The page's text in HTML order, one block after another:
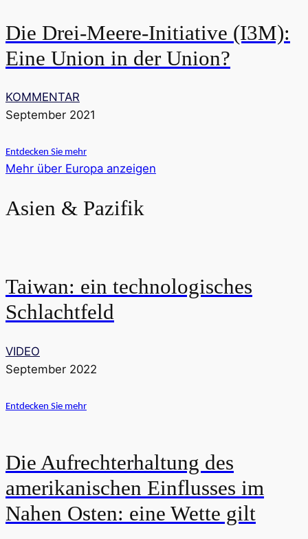
Die Drei-Meere-Initiative (I3M):
Eine Union in der Union?
KOMMENTAR
September 2021
Entdecken Sie mehr
Mehr über Europa anzeigen
Asien & Pazifik
Taiwan: ein technologisches
Schlachtfeld
VIDEO
September 2022
Entdecken Sie mehr
Die Aufrechterhaltung des
amerikanischen Einflusses im
Nahen Osten: eine Wette gilt